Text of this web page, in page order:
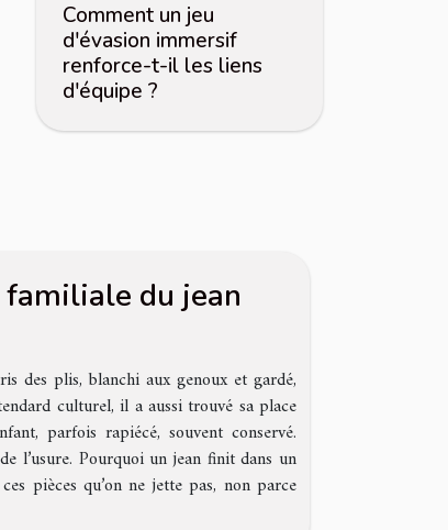
Comment un jeu
d'évasion immersif
renforce-t-il les liens
d'équipe ?
du jean
des plis, blanchi aux genoux et gardé,
culturel, il a aussi trouvé sa place
parfois rapiécé, souvent conservé.
l’usure. Pourquoi un jean finit dans un
pièces qu’on ne jette pas, non parce